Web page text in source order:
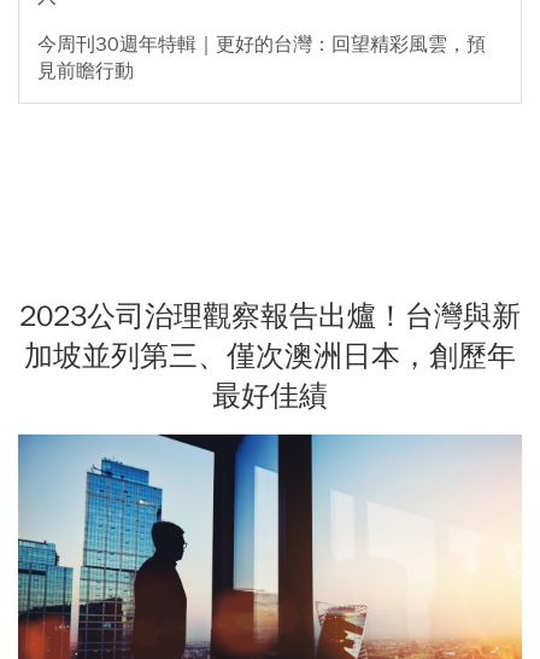
今周刊30週年特輯｜更好的台灣：回望精彩風雲，預
見前瞻行動
2023公司治理觀察報告出爐！台灣與新
加坡並列第三、僅次澳洲日本，創歷年
最好佳績